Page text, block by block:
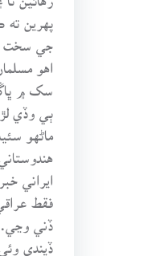
پهرين
جي سخت
اهو
سک ۾
ٻي وڏي
ماڻهو
ايراني
فقط
ڏني وڃي.